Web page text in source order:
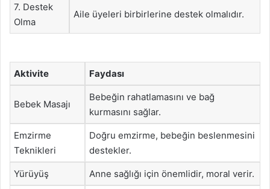
7. Destek
Olma
Aile üyeleri birbirlerine destek olmalıdır.
Aktivite Faydası
Bebek Masajı
Bebeğin rahatlamasını ve bağ
kurmasını sağlar.
Emzirme
Teknikleri
Doğru emzirme, bebeğin beslenmesini
destekler.
Yürüyüş Anne sağlığı için önemlidir, moral verir.